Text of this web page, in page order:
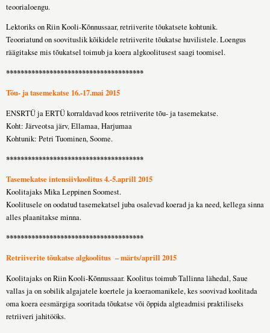
teoorialoengu.
Lektoriks on Riin Kooli-Kõnnussaar, retriiverite tõukatsete kohtunik.
Teooriatund on soovituslik kõikidele retriiverite tõukatse huvilistele. Loengus
räägitakse mis tõukatsel toimub ja koera algkoolitusest saagi toomisel.
**************************************
Tõu- ja tasemekatse 16.-17.mai 2015
ENSRTÜ ja ERTÜ korraldavad koos retriiverite tõu- ja tasemekatse.
Koht: Järveotsa järv, Ellamaa, Harjumaa
Kohtunik: Petri Tuominen, Soome.
**************************************
Tasemekatse intensiivkoolitus 4.-5.aprill 2015
Koolitajaks Mika Leppinen Soomest.
Koolitusele on oodatud tasemekatsel juba osalevad koerad ja ka need, kellega sinna
alles plaanitakse minna.
**************************************
Retriiverite tõukatse algkoolitus – märts/aprill 2015
Koolitajaks on Riin Kooli-Kõnnussaar. Koolitus toimub Tallinna lähedal, Saue
vallas ja on sobilik algajatele koertele ja koeraomanikele, kes soovivad koolitada
oma koera eesmärgiga sooritada tõukatse või õppida algteadmisi praktiliseks
retriiveri jahitööks.